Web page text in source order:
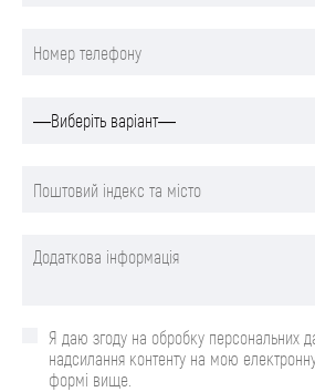
Я даю згоду на обробку персональних
надсилання контенту на мою
формі вище.